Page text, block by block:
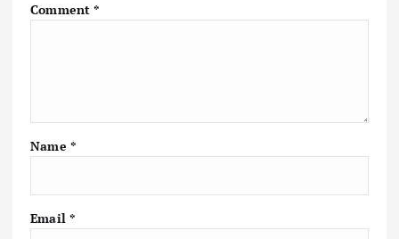
Comment*
Name *
Email *